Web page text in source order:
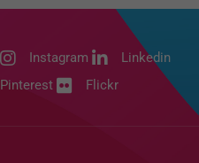
Instagram
Linkedin
Pinterest Flickr